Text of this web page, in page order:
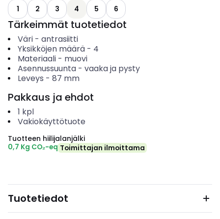
1 2 3 4 5 6
Tärkeimmät tuotetiedot
Väri- antrasiitti
Yksikköjen määrä- 4
Materiaali- muovi
Asennussuunta- vaaka ja pysty
Leveys - 87 mm
Pakkaus ja ehdot
1 kpl
Vakiokäyttötuote
Tuotteen hiilijalanjälki
0,7 Kg CO₂-eq Toimittajan ilmoittama
Tuotetiedot